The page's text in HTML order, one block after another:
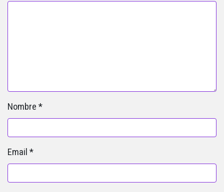
Nombre *
Email *